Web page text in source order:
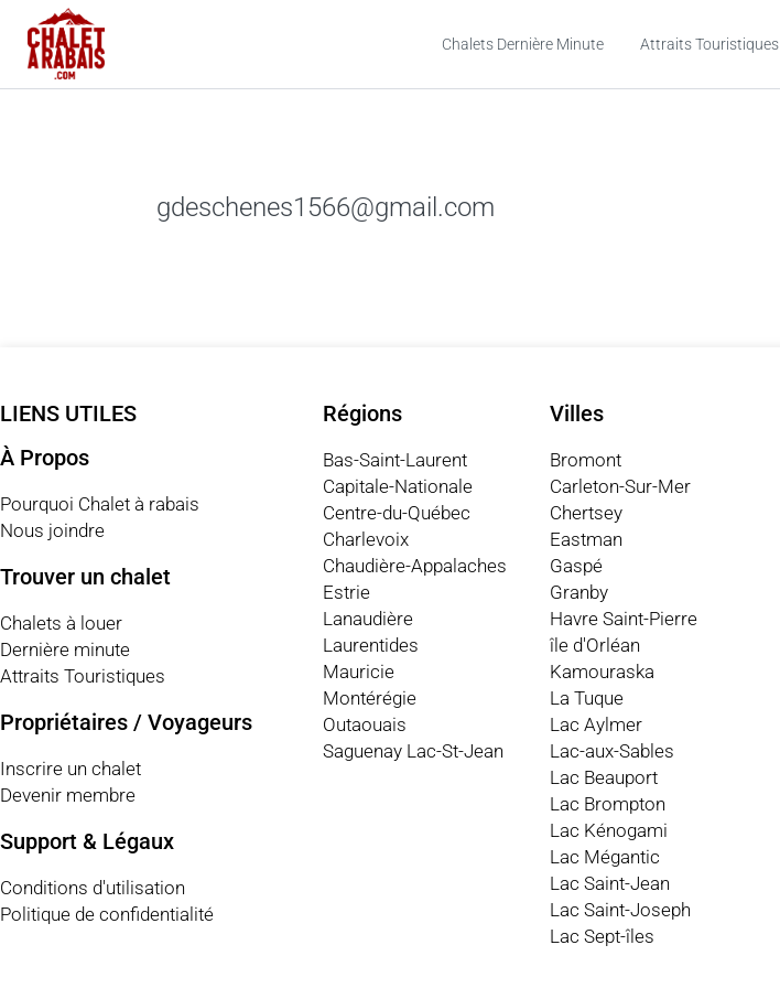
Chalets Dernière Minute Attraits Touristiques
gdeschenes1566@gmail.com
LIENS UTILES
À Propos
Pourquoi Chalet à rabais
Nous joindre
Trouver un chalet
Chalets à louer
Dernière minute
Attraits Touristiques
Propriétaires / Voyageurs
Inscrire un chalet
Devenir membre
Support & Légaux
Conditions d'utilisation
Politique de confidentialité
Régions
Bas-Saint-Laurent
Capitale-Nationale
Centre-du-Québec
Charlevoix
Chaudière-Appalaches
Estrie
Lanaudière
Laurentides
Mauricie
Montérégie
Outaouais
Saguenay Lac-St-Jean
Villes
Bromont
Carleton-Sur-Mer
Chertsey
Eastman
Gaspé
Granby
Havre Saint-Pierre
île d'Orléan
Kamouraska
La Tuque
Lac Aylmer
Lac-aux-Sables
Lac Beauport
Lac Brompton
Lac Kénogami
Lac Mégantic
Lac Saint-Jean
Lac Saint-Joseph
Lac Sept-îles